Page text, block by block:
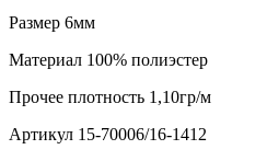
Размер 6мм
Материал 100% полиэстер
Прочее плотность 1,10гр/м
Артикул 15-70006/16-1412